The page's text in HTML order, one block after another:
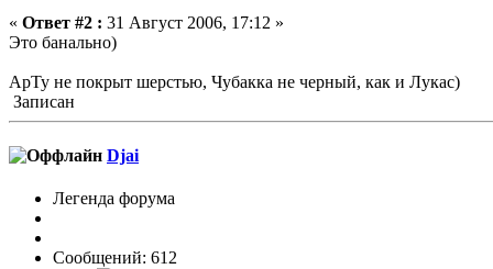
« Ответ #2 : 31 Август 2006, 17:12 »
Это банально)
АрТу не покрыт шерстью, Чубакка не черный, как и Лукас)
Записан
Djai
Легенда форума
Сообщений: 612